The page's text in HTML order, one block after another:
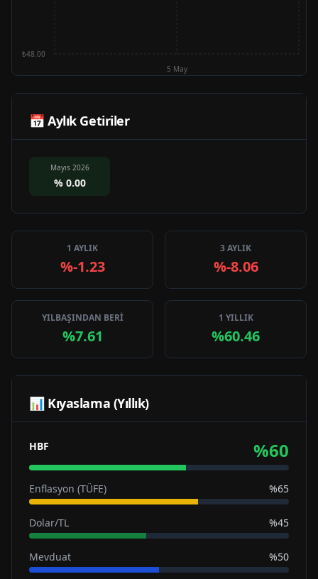
5 May
₺48.00
📅 Aylık Getiriler
Mayıs 2026
% 0.00
1 AYLIK
%-1.23
3 AYLIK
%-8.06
YILBAŞINDAN BERİ
%7.61
1 YILLIK
%60.46
📊 Kıyaslama (Yıllık)
HBF %60
Enflasyon (TÜFE) %65
Dolar/TL %45
Mevduat %50